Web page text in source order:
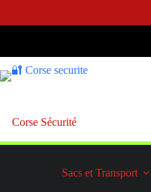
contenu
Corse Sécurité
Sacs et Transport